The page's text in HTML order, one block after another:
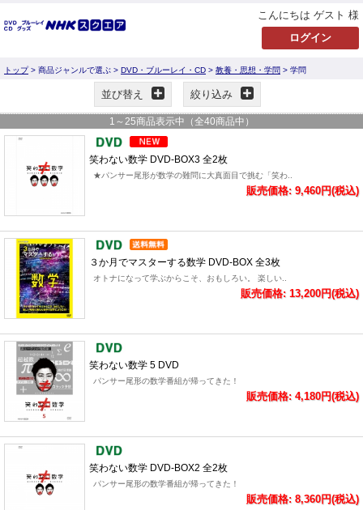
こんにちは ゲスト 様
トップ> 商品ジャンルで選ぶ > DVD・ブルーレイ・CD > 教養・思想・学問 > 学問
並び替え 絞り込み
1 ～ 25商品表示中（全40商品中）
笑わない数学 DVD-BOX3 全2枚
★パンサー尾形が数学の難問に大真面目で挑む「笑わ..
販売価格: 9,460円(税込)
３か月でマスターする数学 DVD-BOX 全3枚
オトナになって学ぶからこそ、おもしろい。 楽しい..
販売価格: 13,200円(税込)
笑わない数学 5 DVD
パンサー尾形の数学番組が帰ってきた！
販売価格: 4,180円(税込)
笑わない数学 DVD-BOX2 全2枚
パンサー尾形の数学番組が帰ってきた！
販売価格: 8,360円(税込)